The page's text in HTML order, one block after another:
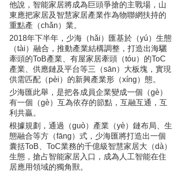
他說，智能家居將成為巨頭爭搶的主戰場，山
東應把家居及智慧家居產業作為物聯網扶持的
重點產（chǎn）業。
2018年下半年，少海（hǎi）匯基於（yú）生態
（tài）融合，推動產業結構調整，打造出海驪
牽頭的ToB產業、有屋家居牽頭（tóu）的ToC
產業、供應鏈及平台等三（sān）大板塊，實現
供需匹配（pèi）的新興產業形（xíng）態。
少海匯此舉，是把各成員企業變成一個（gè）
有一個（gè）互為依存的節點，互融互通，互
利共贏。
根據規劃，通過（guò）產業（yè）鏈布局、生
態融合等方（fāng）式，少海匯將打造出一個
囊括ToB、ToC業務的千億級智慧家居大（dà）
生態，搶占智能家居入口，成為人工智能在住
居應用領域的獨角獸。